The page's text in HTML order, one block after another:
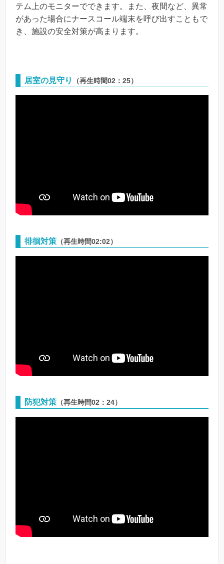
テム上のモニターでできます。また、夜間など、異常
があった場合にナースコール端末を呼び出すこともで
き、施設の安全対策が高まります。
居室の見守り （再生時間02：25）
徘徊対策 （再生時間02:02）
防犯対策 （再生時間02：24）